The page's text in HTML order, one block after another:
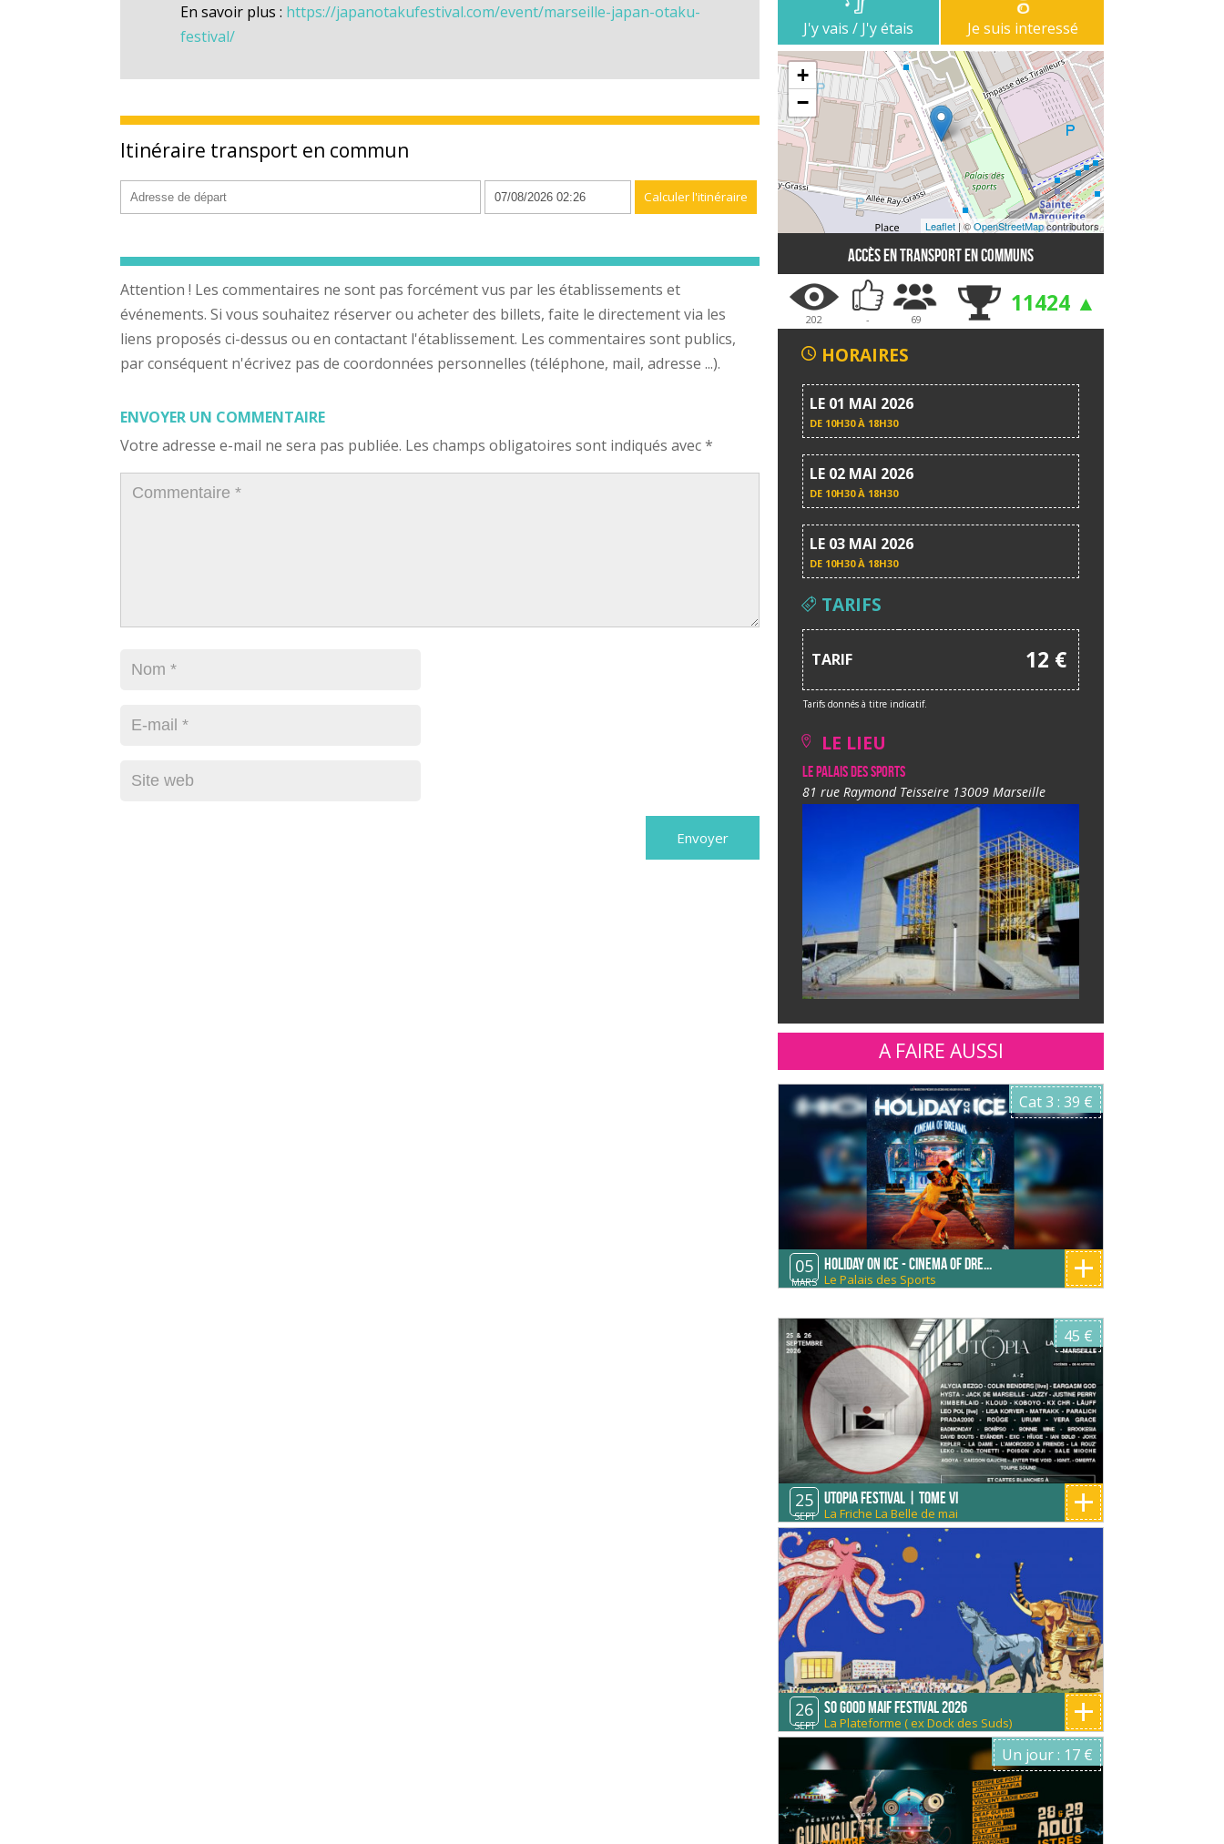
En savoir plus : https://japanotakufestival.com/event/marseille-japan-otaku-
festival/
Itinéraire transport en commun
Attention ! Les commentaires ne sont pas forcément vus par les établissements et
événements. Si vous souhaitez réserver ou acheter des billets, faite le directement via les
liens proposés ci-dessus ou en contactant l'établissement. Les commentaires sont publics,
par conséquent n'écrivez pas de coordonnées personnelles (téléphone, mail, adresse ...).
ENVOYER UN COMMENTAIRE
Votre adresse e-mail ne sera pas publiée. Les champs obligatoires sont indiqués avec*
J'y vais / J'y étais Je suis interessé
+
−
Leaflet | ©OpenStreetMapcontributors
Accès en transport en communs
202 - 69
11424 ▲
HORAIRES
LE 01 MAI 2026
DE 10H30 À 18H30
LE 02 MAI 2026
DE 10H30 À 18H30
LE 03 MAI 2026
DE 10H30 À 18H30
TARIFS
TARIF 12 €
Tarifs donnés à titre indicatif.
LE LIEU
Le Palais des Sports
81 rue Raymond Teisseire 13009 Marseille
A FAIRE AUSSI
Cat 3 : 39 €
05
MARS
HOLIDAY ON ICE - CINEMA OF DRE...
Le Palais des Sports +
45 €
25
SEPT
Utopia Festival | Tome VI
La Friche La Belle de mai +
26
SEPT
So Good Maif Festival 2026
La Plateforme ( ex Dock des Suds) +
Un jour : 17 €